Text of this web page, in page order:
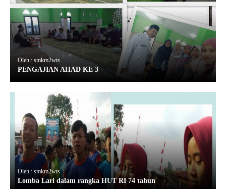
Oleh : smkm2wts
PENGAJIAN AHAD KE 3
Oleh : smkm2wts
Lomba Lari dalam rangka HUT RI 74 tahun